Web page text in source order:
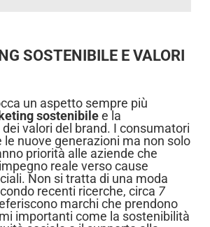
SOSTENIBILE E VALORI
un aspetto sempre più
sostenibilee la
valori del brand. I consumatori
nuove generazioni ma non solo
priorità alle aziende che
reale verso cause
Non si tratta di una moda
recenti ricerche, circa 7
marchi che prendono
importanti come la sostenibilità